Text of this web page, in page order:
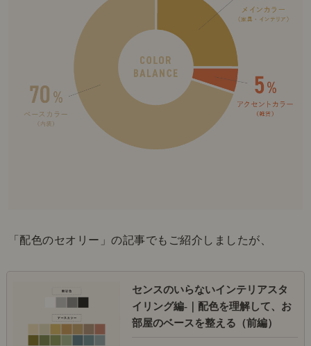
「配色のセオリー」の記事でもご紹介しましたが、
センスのいらないインテリアスタ
イリング編-｜配色を理解して、お
部屋のベースを整える（前編）